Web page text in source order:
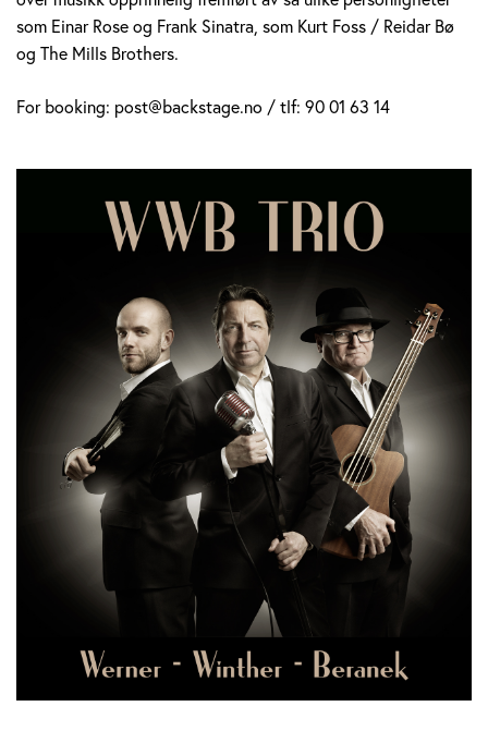
som Einar Rose og Frank Sinatra, som Kurt Foss / Reidar Bø
og The Mills Brothers.
For booking: post@backstage.no / tlf: 90 01 63 14